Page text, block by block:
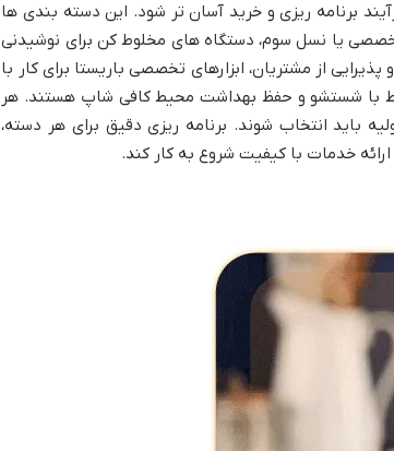
برنامه ریزی و خرید آسان تر شود. این دسته بندی ها
یا نسل سوم، دستگاه های مخلوط کن برای نوشیدنی
از مشتریان، ابزارهای تخصصی باریستا برای کار با
با شستشو و حفظ بهداشت محیط کافی شاپ هستند. هر
انتخاب شوند. برنامه ریزی دقیق برای هر دسته،
خدمات با کیفیت شروع به کار کند.